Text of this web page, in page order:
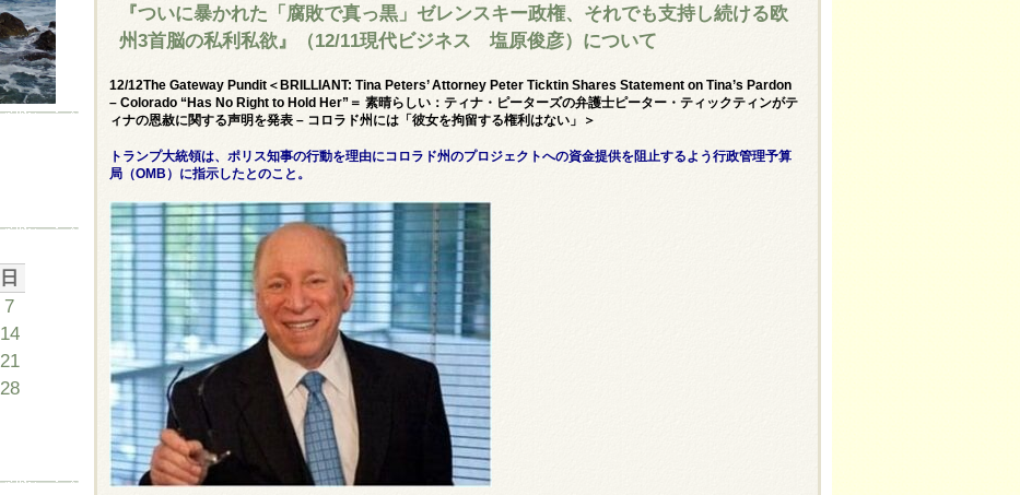
『ついに暴かれた「腐敗で真っ黒」ゼレンスキー政権、それでも支持し続ける欧
州3首脳の私利私欲』（12/11現代ビジネス 塩原俊彦）について
12/12The Gateway Pundit＜BRILLIANT: Tina Peters’ Attorney Peter Ticktin Shares Statement on Tina’s Pardon
– Colorado “Has No Right to Hold Her”＝ 素晴らしい：ティナ・ピーターズの弁護士ピーター・ティックティンがテ
ィナの恩赦に関する声明を発表 – コロラド州には「彼女を拘留する権利はない」＞
トランプ大統領は、ポリス知事の行動を理由にコロラド州のプロジェクトへの資金提供を阻止するよう行政管理予算
局（OMB）に指示したとのこと。
日
7
14
21
28